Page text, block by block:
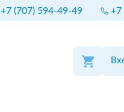
+7 (707) 594-49-49 +7